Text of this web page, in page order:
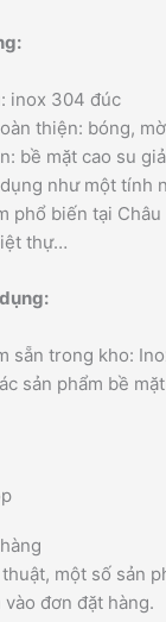
inox 304 đúc
thiện: bóng,
bề mặt cao su
như một tính
phổ biến tại
thự…
sẵn trong kho:
sản phẩm bề
một số sản
đơn đặt hàng.